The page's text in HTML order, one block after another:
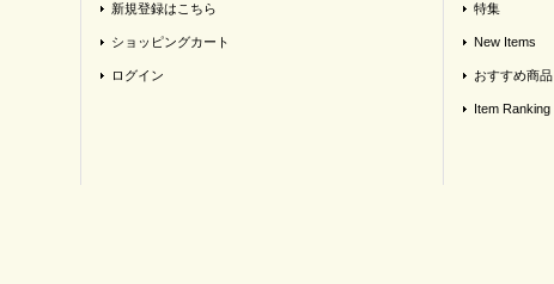
新規登録はこちら
ショッピングカート
ログイン
特集
New Items
おすすめ商品
Item Ranking